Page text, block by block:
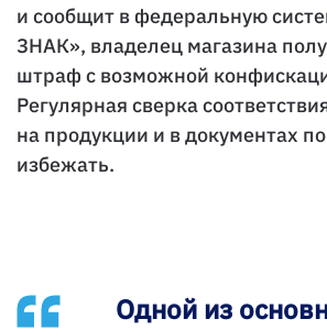
и сообщит в федеральную
ЗНАК», владелец магазина
штраф с возможной
Регулярная сверка
на продукции и в документах
избежать.
Одной из